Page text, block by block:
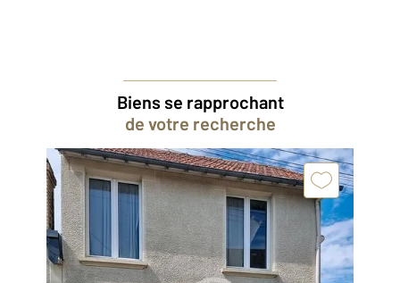
Biens se rapprochant
de votre recherche